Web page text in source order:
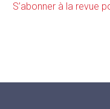
S’abonner à la revue